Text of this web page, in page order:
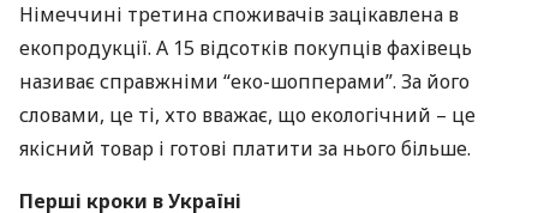
Німеччині третина споживачів зацікавлена в
екопродукції. А 15 відсотків покупців фахівець
називає справжніми “еко-шопперами”. За його
словами, це ті, хто вважає, що екологічний – це
якісний товар і готові платити за нього більше.
Перші кроки в Україні